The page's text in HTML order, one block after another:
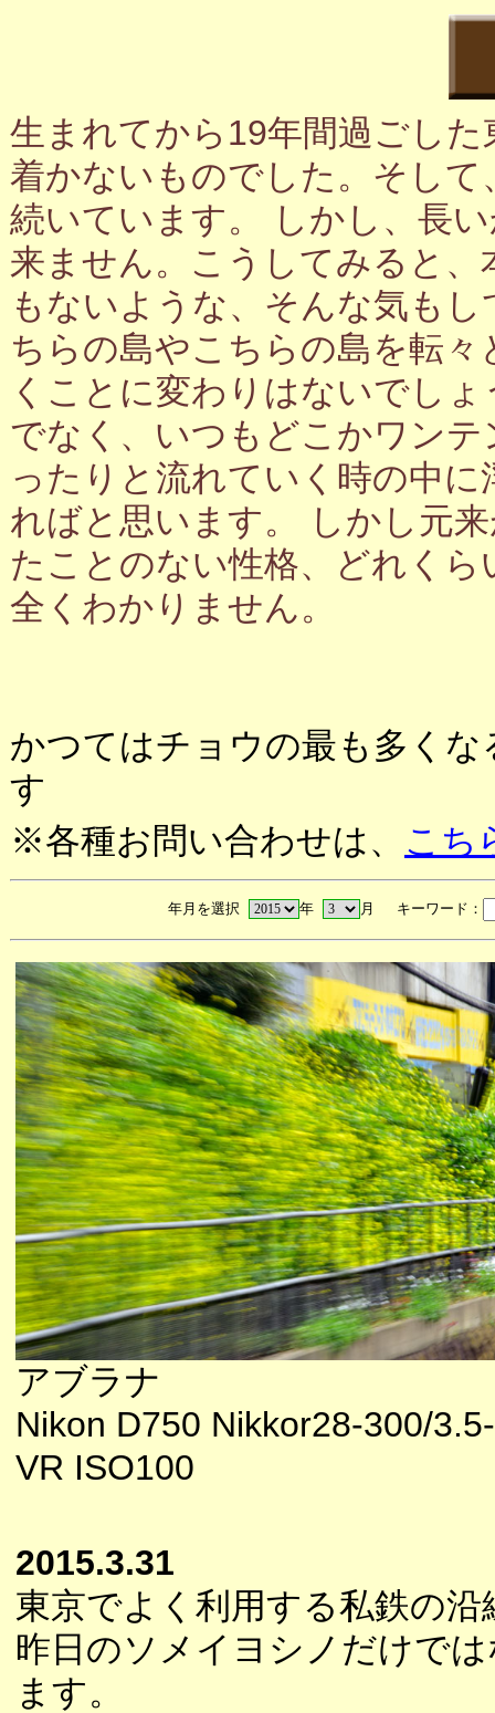
生まれてから19年間過ごし
着かないものでした。そし
続いています。 しかし、長
来ません。こうしてみると
もないような、そんな気も
ちらの島やこちらの島を転
くことに変わりはないでし
でなく、いつもどこかワン
ったりと流れていく時の中
ればと思います。 しかし元
たことのない性格、どれく
全くわかりません。
かつてはチョウの最も多く
す
※各種お問い合わせは、 こち
年月を選択 年 月 キーワード：
アブラナ
Nikon D750 Nikkor28-300/
VR ISO100
2015.3.31
東京でよく利用する私鉄の
昨日のソメイヨシノだけで
ます。